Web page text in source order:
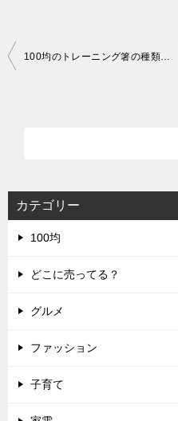
投
シ
ョ
カテゴリー
100均
どこに売ってる？
グルメ
ファッション
子育て